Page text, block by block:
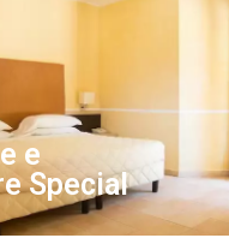
e
Special